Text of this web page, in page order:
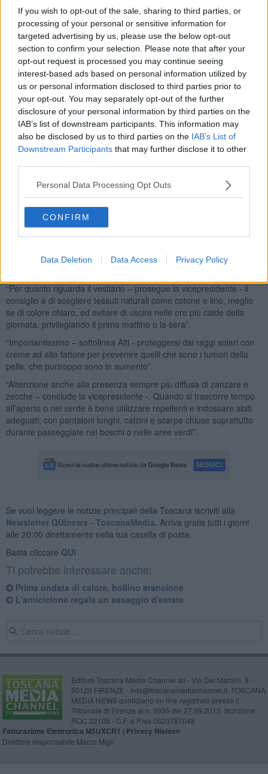
If you wish to opt-out of the sale, sharing to third parties, or
processing of your personal or sensitive information for
targeted advertising by us, please use the below opt-out
section to confirm your selection. Please note that after your
opt-out request is processed you may continue seeing
interest-based ads based on personal information utilized by
us or personal information disclosed to third parties prior to
your opt-out. You may separately opt-out of the further
disclosure of your personal information by third parties on the
IAB’s list of downstream participants. This information may
also be disclosed by us to third parties on the IAB’s List of
Downstream Participants that may further disclose it to other
Personal Data Processing Opt Outs
CONFIRM
Data Deletion Data Access Privacy Policy
Le previsioni indicano per oggi una temperatura massima percepita
fino a 33 gradi, tra domani e giovedì, questa salirà ulteriormente
arrivando a toccare 34 gradi mercoledì e 35 giovedì.
Ieri -nel primo giorno di allerta per il caldo- la temperatura massima
rilevata a Firenze è stata di 34.6, registrata alle 14,45 (ora solare)
alla stazione di Firenze-Orto Botanico.
I consigli dell'Ordine dei medici di Firenze
“Con l’arrivo delle prime ondate di caldo - spiega la vicepresidente
dell’Ordine dei Medici e Chirurghi Odontroiatri della Provincia di
FirenzeElisabetta Alti -è importantissimo cambiare le proprie
abitudini quotidiane: evitare cibi pesanti e sughi elaborati,
preferendo frutta e verdura fresca e ricca di acqua. Fondamentale
mantenere una corretta idratazione bevendo molta acqua, succhi di
frutta, tè e bevande fresche”.
“Con l’arrivo della stagione calda – aggiunge Alti - particolare
attenzione va poi riservata a chi assume farmaci diuretici, terapie
anti-ipertensive o cure ormonali, perché possono favorire una
riduzione della quota idrica dell’organismo. In presenza di caldo
rivolgersi al proprio medico in caso di variazioni della pressione
“Per quanto riguarda il vestiario – prosegue la vicepresidente - il
consiglio è di scegliere tessuti naturali come cotone e lino, meglio
se di colore chiaro, ed evitare di uscire nelle ore più calde della
giornata, privilegiando il primo mattino o la sera”.
“Importantissimo – sottolinea Alti - proteggersi dai raggi solari con
creme ad alto fattore per prevenire quelli che sono i tumori della
pelle, che purtroppo sono in aumento”.
“Attenzione anche alla presenza sempre più diffusa di zanzare e
zecche – conclude la vicepresidente -. Quando si trascorre tempo
all’aperto o nel verde è bene utilizzare repellenti e indossare abiti
adeguati, con pantaloni lunghi, calzini e scarpe chiuse soprattutto
durante passeggiate nei boschi o nelle aree verdi”.
Se vuoi leggere le notizie principali della Toscana iscriviti alla
Newsletter QUInews - ToscanaMedia. Arriva gratis tutti i giorni
alle 20:00 direttamente nella tua casella di posta.
Basta cliccare QUI
Ti potrebbe interessare anche:
Prima ondata di calore, bollino arancione
L'anticiclone regala un assaggio d'estate
Editore Toscana Media Channel srl - Via Dei Martelli, 8 -
50129 FIRENZE - info@toscanamediachannel.it. TOSCANA
MEDIA NEWS quotidiano on line registrato presso il
Tribunale di Firenze al n. 5935 del 27.09.2013. Iscrizione
ROC 22105 - C.F. e P.Iva 0620787048
Fatturazione Elettronica M5UXCR1 | Privacy Nielsen
Direttore responsabile Marco Migli